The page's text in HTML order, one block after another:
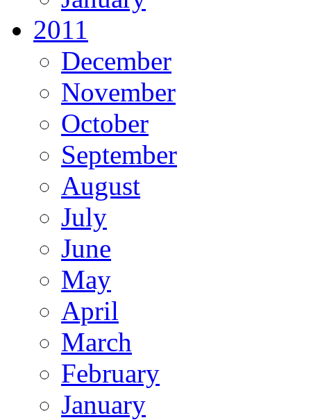
2011
December
November
October
September
August
July
June
May
April
March
February
January